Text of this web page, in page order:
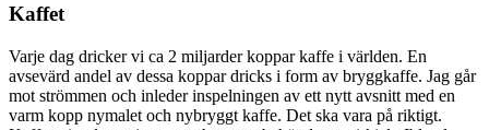
Kaffet
Varje dag dricker vi ca 2 miljarder koppar kaffe i världen. En
avsevärd andel av dessa koppar dricks i form av bryggkaffe. Jag går
mot strömmen och inleder inspelningen av ett nytt avsnitt med en
varm kopp nymalet och nybryggt kaffe. Det ska vara på riktigt.